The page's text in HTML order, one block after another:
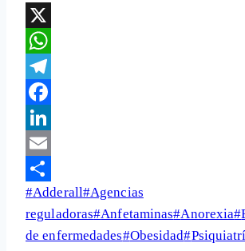
X
WhatsApp
Telegram
Facebook
LinkedIn
Email
Share
Etiquetas
de
la
#Adderall#Agencias
reguladoras#Anfetaminas#Anorexia#
de enfermedades#Obesidad#